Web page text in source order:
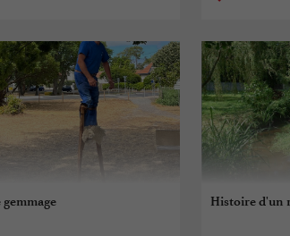
gemmage Histoire d'un